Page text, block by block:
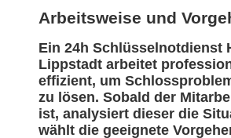
Arbeitsweise und
Ein 24h Schlüsselnotdienst
Lippstadt arbeitet
effizient, um
zu lösen. Sobald der
ist, analysiert dieser die
wählt die geeignete